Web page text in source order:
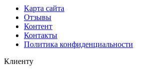
Карта сайта
Отзывы
Контент
Контакты
Политика конфиденциальности
Клиенту